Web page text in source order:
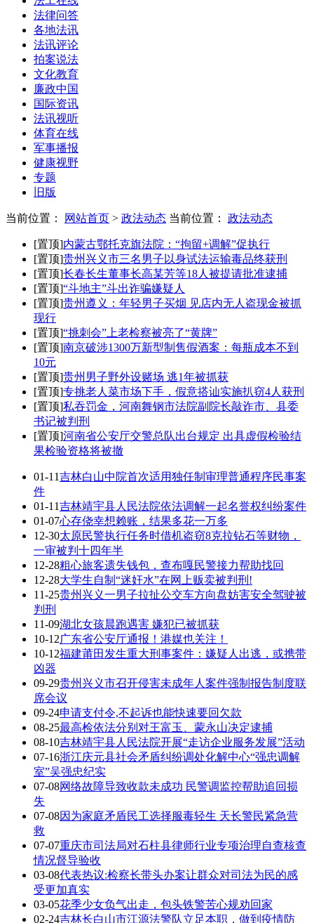
法律问答
各地法讯
法讯评论
拍案说法
文化教育
廉政中国
国际资讯
法讯视听
体育在线
军事播报
健康视野
专题
旧版
当前位置： 网站首页 > 政法动态 当前位置： 政法动态
[置顶]内蒙古鄂托克旗法院：“拘留+调解”促执行
[置顶]贵州兴义市三名男子以身试法运输毒品终获刑
[置顶]长春长生董事长高某芳等18人被提请批准逮捕
[置顶]“斗地主”斗出诈骗嫌疑人
[置顶]贵州遵义：年轻男子买烟 见店内无人盗现金被抓
现行
[置顶]“挑刺会”上老检察被亮了“黄牌”
[置顶]南京破涉1300万新型制售假酒案：每瓶成本不到
10元
[置顶]贵州男子野外设赌场 逃1年被抓获
[置顶]专挑老人菜市场下手，假意搭讪实施扒窃4人获刑
[置顶]私吞罚金，河南舞钢市法院副院长敲诈市、县委
书记被判刑
[置顶]河南省公安厅交警总队出台规定 出具虚假检验结
果检验资格将被撤
01-11吉林白山中院首次适用独任制审理普通程序民事案
件
01-11吉林靖宇县人民法院依法调解一起名誉权纠纷案件
01-07心存侥幸想赖账，结果多花一万多
12-30太原民警执行任务时借机盗窃8克拉钻石等财物，
一审被判十四年半
12-28粗心旅客遗失钱包，查布嘎民警接力帮助找回
12-28大学生自制“迷奸水”在网上贩卖被判刑!
11-25贵州兴义一男子拉扯公交车方向盘妨害安全驾驶被
判刑
11-09湖北女孩晨跑遇害 嫌犯已被抓获
10-12广东省公安厅通报！港媒也关注！
10-12福建莆田发生重大刑事案件：嫌疑人出逃，或携带
凶器
09-29贵州兴义市召开侵害未成年人案件强制报告制度联
席会议
09-24申请支付令,不起诉也能快速要回欠款
08-25最高检依法分别对王富玉、蒙永山决定逮捕
08-10吉林靖宇县人民法院开展“走访企业服务发展”活动
07-16浙江庆元县社会矛盾纠纷调处化解中心“强忠调解
室”吴强忠纪实
07-08网络故障导致收款未成功 民警调监控帮助追回损
失
07-08因为家庭矛盾民工选择服毒轻生 天长警民紧急营
救
07-07重庆市司法局对石柱县律师行业专项治理自查核查
情况督导验收
03-08代表热议:检察长带头办案让群众对司法为民的感
受更加真实
03-05花季少女负气出走，包头铁警苦心规劝回家
02-24吉林长白山市江源法警队立足本职，做到疫情防